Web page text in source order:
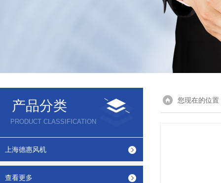
产品分类
PRODUCT CLASSIFICATION
上海德惠风机
查看更多
您现在的位置